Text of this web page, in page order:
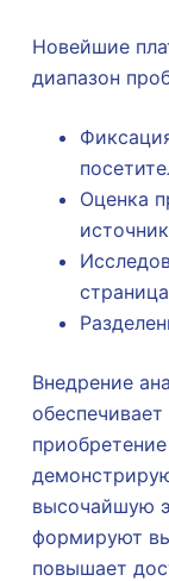
Новейшие
диапазон
Оценка
Внедрение
высочайшую
формируют
повышает